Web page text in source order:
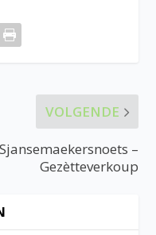
VOLGENDE
Sjansemaekersnoets –
Gezètteverkoup